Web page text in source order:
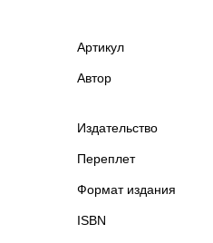
Артикул
Автор
Издательство
Переплет
Формат издания
ISBN